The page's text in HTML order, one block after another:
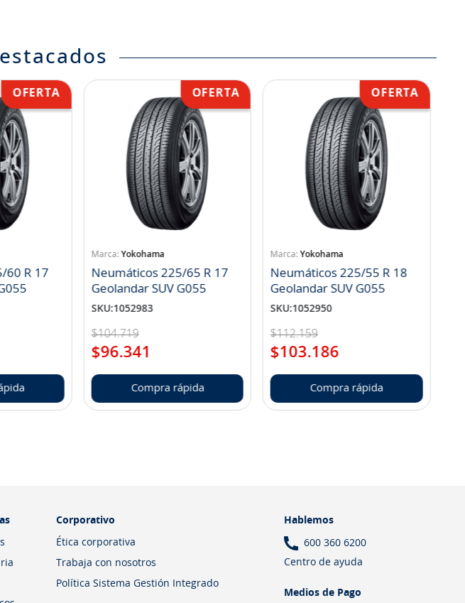
60 R 17
Yokohama
Neumáticos 225/65 R 17
Geolandar SUV G055
SKU:1052983
$104.719
$96.341
Compra rápida
Yokohama
Neumáticos 225/55 R 18
Geolandar SUV G055
SKU:1052950
$112.159
$103.186
Compra rápida
Corporativo
Ética corporativa
Trabaja con nosotros
Política Sistema Gestión Integrado
Hablemos
600 360 6200
Centro de ayuda
Medios de Pago